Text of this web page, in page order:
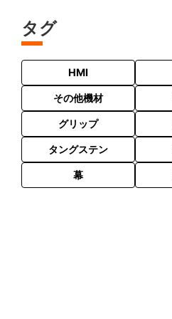
タグ
HMI
その他機材
グリップ
タングステン
幕